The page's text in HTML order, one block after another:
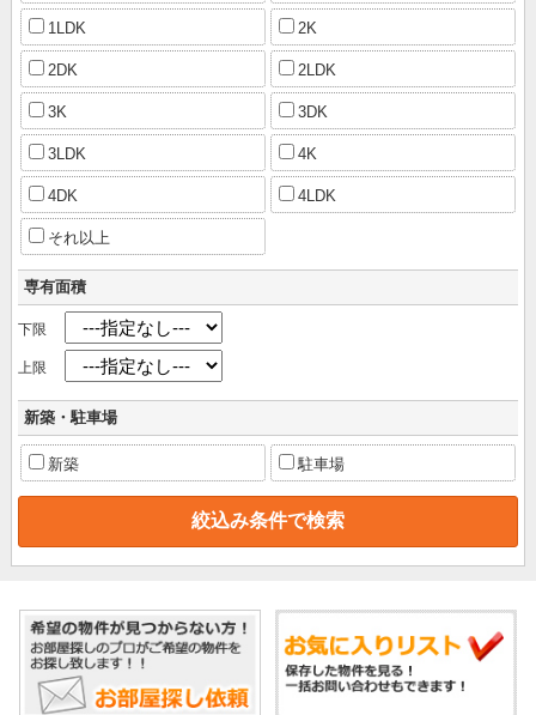
1LDK 2K
2DK 2LDK
3K 3DK
3LDK 4K
4DK 4LDK
それ以上
専有面積
下限
上限
新築・駐車場
新築 駐車場